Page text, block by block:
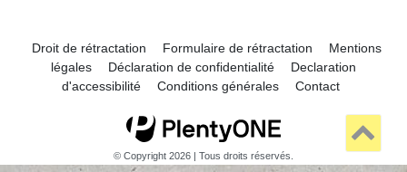
Droit de rétractation Formulaire de rétractation
Mentions
légales
Déclaration de confidentialité
Declaration
d'accessibilité
Conditions générales Contact
© Copyright 2026 | Tous droits réservés.